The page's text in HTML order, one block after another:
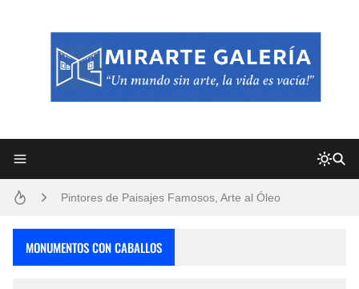
Pintores de Paisajes Famosos, Arte al Óleo
MONUMENTOS CON CABALLOS